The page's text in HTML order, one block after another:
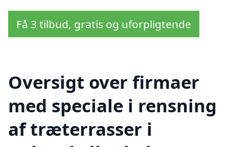
Få 3 tilbud, gratis og uforpligtende
Oversigt over firmaer
med speciale i rensning
af træterrasser i